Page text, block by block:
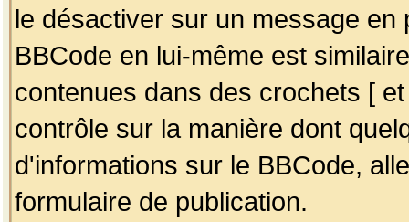
le désactiver sur un message
BBCode en lui-même est
contenues dans des crochets [
contrôle sur la manière dont
d'informations sur le BBCode,
formulaire de publication.